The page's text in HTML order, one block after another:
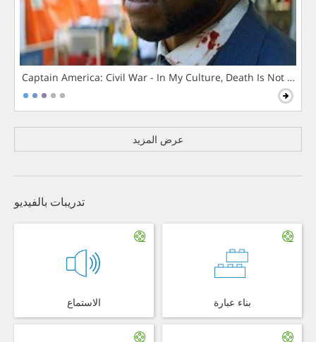
Captain America: Civil War - In My Culture, Death Is Not The
عرض المزيد
تدريبات بالفيديو
الاستماع بناء عبارة